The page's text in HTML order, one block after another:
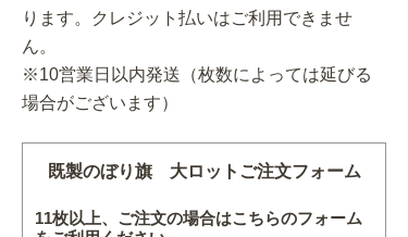
ります。クレジット払いはご利用できませ
ん。
※10営業日以内発送（枚数によっては延びる
場合がございます）